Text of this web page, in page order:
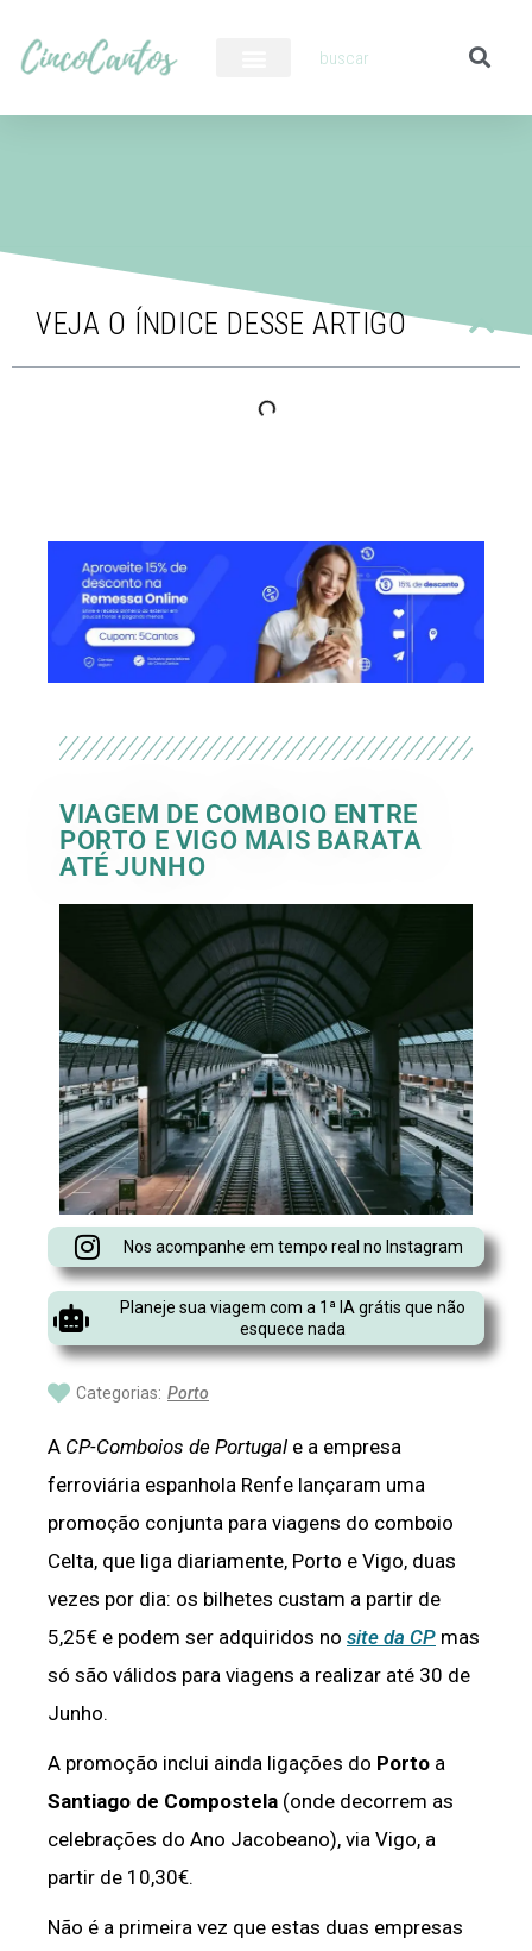
VEJA O ÍNDICE DESSE ARTIGO
VIAGEM DE COMBOIO ENTRE
PORTO E VIGO MAIS BARATA
ATÉ JUNHO
Nos acompanhe em tempo real no Instagram
Planeje sua viagem com a 1ª IA grátis que não
esquece nada
Categorias: Porto
A CP-Comboios de Portugal e a empresa
ferroviária espanhola Renfe lançaram uma
promoção conjunta para viagens do comboio
Celta, que liga diariamente, Porto e Vigo, duas
vezes por dia: os bilhetes custam a partir de
5,25€ e podem ser adquiridos no site da CP mas
só são válidos para viagens a realizar até 30 de
Junho.
A promoção inclui ainda ligações do Porto a
Santiago de Compostela (onde decorrem as
celebrações do Ano Jacobeano), via Vigo, a
partir de 10,30€.
Não é a primeira vez que estas duas empresas